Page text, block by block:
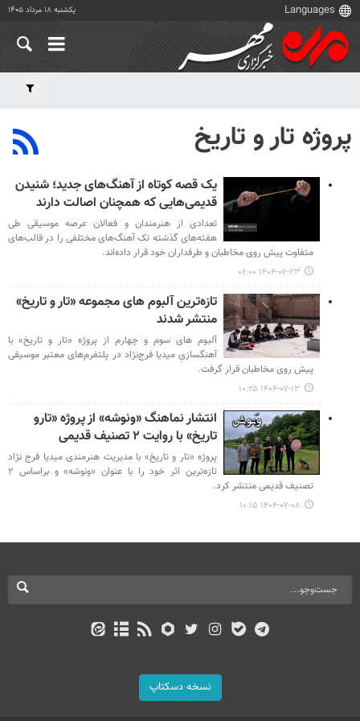
یکشنبه ۱۸ مرداد ۱۴۰۵
پروژه تار و تاریخ
یک قصه کوتاه از آهنگ‌های جدید؛ شنیدن
قدیمی‌هایی که همچنان اصالت دارند
تعدادی از هنرمندان و فعالان عرصه موسیقی طی
هفته‌های گذشته تک آهنگ‌های مختلفی را در قالب‌های
متفاوت پیش روی مخاطبان و طرفداران خود قرار داده‌اند.
۱۴۰۴-۰۷-۲۳ ۰۶:۰۰
تازه‌ترین آلبوم های مجموعه «تار و تاریخ»
منتشر شدند
آلبوم های سوم و چهارم از پروژه «تار و تاریخ» با
آهنگسازیِ میدیا فرج‌نژاد در پلتفرم‌های معتبر موسیقی
پیش روی مخاطبان قرار گرفت.
۱۴۰۴-۰۷-۱۳ ۱۰:۲۵
انتشار نماهنگ «ونوشه» از پروژه «تارو
تاریخ» با روایت ۲ تصنیف قدیمی
پروژه «تار و تاریخ» با مدیریت هنرمندی میدیا فرج نژاد
تازه‌ترین اثر خود را با عنوان «ونوشه» و براساس ۲
تصنیف قدیمی منتشر کرد.
۱۴۰۴-۰۷-۰۸ ۱۰:۱۵
نسخه دسکتاپ